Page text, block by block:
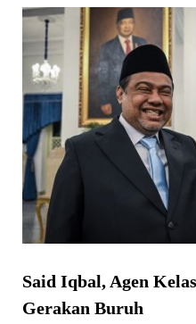
Said Iqbal, Agen
Gerakan Buruh